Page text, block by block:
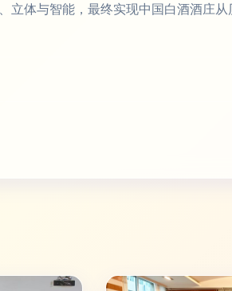
立体与智能，最终实现中国白酒酒庄